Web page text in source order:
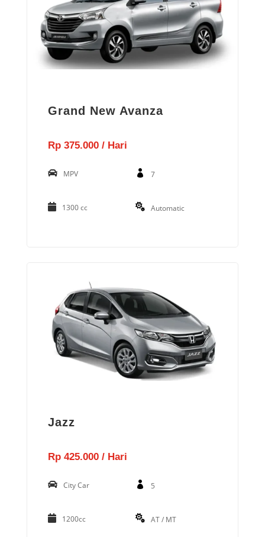
Grand New Avanza
Rp 375.000 / Hari
MPV 7
1300 cc Automatic
Jazz
Rp 425.000 / Hari
City Car 5
1200cc AT / MT